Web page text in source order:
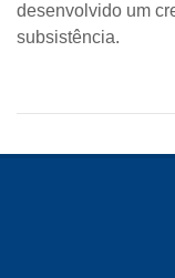
desenvolvido um
subsistência.